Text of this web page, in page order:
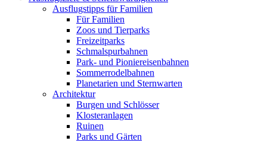
Ausflugstipps für Familien
Für Familien
Zoos und Tierparks
Freizeitparks
Schmalspurbahnen
Park- und Pioniereisenbahnen
Sommerrodelbahnen
Planetarien und Sternwarten
Architektur
Burgen und Schlösser
Klosteranlagen
Ruinen
Parks und Gärten